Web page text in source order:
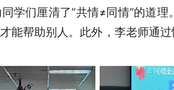
学们厘清了“共情≠同情”的道
帮助别人。此外，李老师通